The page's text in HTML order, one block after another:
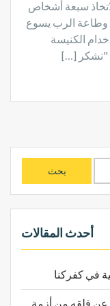
في السماء بتاريخ 17/814 لاتخاذ سبعة أشخاص
وطاعة الرب يسوع
الكنيسة
"نشكر […]
أحدث المقالات
في كفركنا
عن قلقه من أزمة